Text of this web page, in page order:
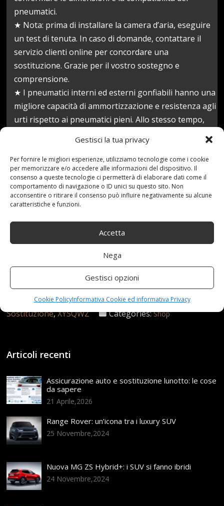
Gestisci la tua privacy
Per fornire le migliori esperienze, utilizziamo tecnologie come i cookie
per memorizzare e/o accedere alle informazioni del dispositivo. Il
consenso a queste tecnologie ci permetterà di elaborare dati come il
comportamento di navigazione o ID unici su questo sito. Non
acconsentire o ritirare il consenso può influire negativamente su alcune
caratteristiche e funzioni.
Accetta
Nega
Gestisci opzioni
Cookie PolicyInformativa Cookie ed informativa Privacy
pneumatici.
★ Nota: prima di installare la camera d’aria, eseguire
un test di tenuta. In caso di domande, contattare il
servizio clienti online per concordare una
sostituzione. Grazie per il vostro sostegno e
comprensione.
★ I pneumatici interni ed esterni gonfiabili hanno una
migliore capacità di ammortizzazione e resistenza agli
urti rispetto ai pneumatici pieni. Allo stesso tempo,
massima protezione di sicurezza.
Prezzo:92,65 €
(alla data del Apr 27, 2021 02:43:30 UTC –Dettagli)
redazione
allUsura,Antiscivolo,Auto,carico,Durevoli,Esterni,
Gonfiabili,Interni,PNEUMATICI,Pollici,Resistenti
Sostituzione,XYSQWZ Categories: Shop
Articoli recenti
Assicurazione auto e sostituzione lunotto: le cose
da sapere
21 Aprile,2026
Range Rover: un’icona tra i luxury SUV
25 Novembre,2024
Nuova MG ZS Hybrid+: i SUV si fanno ibridi
24 Novembre,2024